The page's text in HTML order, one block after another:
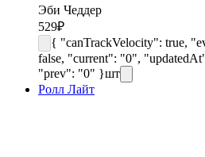
Эби Чеддер
529₽
{ "canTrackVelocity": true,
false, "current": "0",
"prev": "0" }шт
Ролл Лайт